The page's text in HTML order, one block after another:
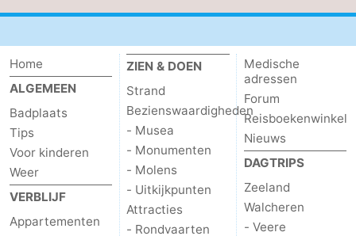
Home
ALGEMEEN
Badplaats
Tips
Voor kinderen
Weer
VERBLIJF
Appartementen
ZIEN & DOEN
Strand
Bezienswaardigheden
- Musea
- Monumenten
- Molens
- Uitkijkpunten
Attracties
- Rondvaarten
Medische
adressen
Forum
Reisboekenwinkel
Nieuws
DAGTRIPS
Zeeland
Walcheren
- Veere